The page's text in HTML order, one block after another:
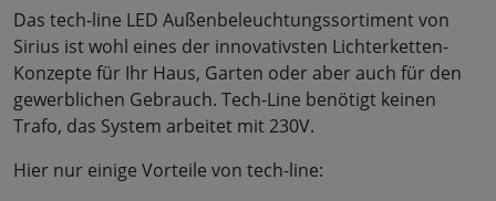
Das tech-line LED Außenbeleuchtungssortiment von
Sirius ist wohl eines der innovativsten Lichterketten-
Konzepte für Ihr Haus, Garten oder aber auch für den
gewerblichen Gebrauch. Tech-Line benötigt keinen
Trafo, das System arbeitet mit 230V.
Hier nur einige Vorteile von tech-line: